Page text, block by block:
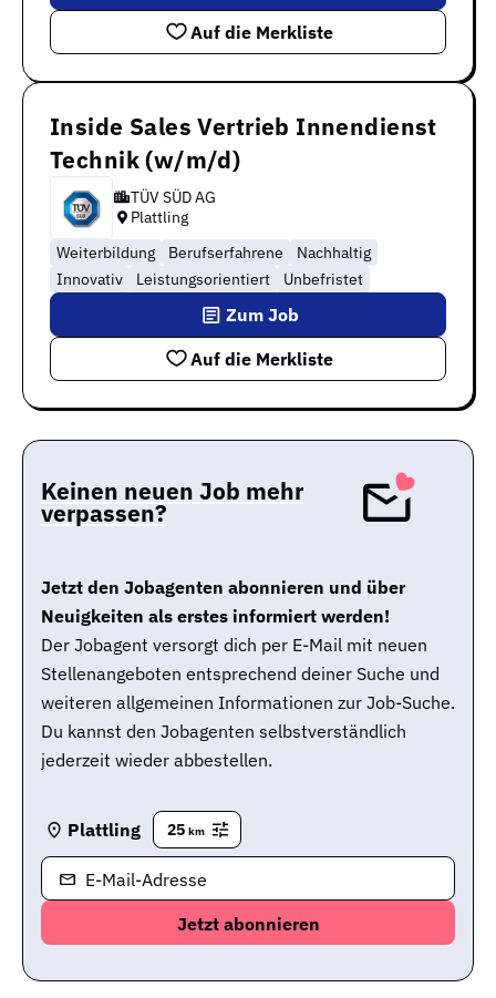
Auf die Merkliste
Inside Sales Vertrieb Innendienst
Technik (w/m/d)
TÜV SÜD AG
Plattling
Weiterbildung
Berufserfahrene
Nachhaltig
Innovativ
Leistungsorientiert Unbefristet
Auf die Merkliste
Zum Job
Keinen neuen Job mehr
verpassen?
Jetzt den Jobagenten abonnieren und über
Neuigkeiten als erstes informiert werden!
Der Jobagent versorgt dich per E-Mail mit neuen
Stellenangeboten entsprechend deiner Suche und
weiteren allgemeinen Informationen zur Job-Suche.
Du kannst den Jobagenten selbstverständlich
jederzeit wieder abbestellen.
Plattling 25 km
E-Mail-Adresse